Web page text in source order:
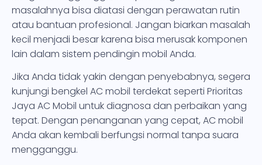
masalahnya bisa diatasi dengan perawatan rutin
atau bantuan profesional. Jangan biarkan masalah
kecil menjadi besar karena bisa merusak komponen
lain dalam sistem pendingin mobil Anda.
Jika Anda tidak yakin dengan penyebabnya, segera
kunjungi bengkel AC mobil terdekat seperti Prioritas
Jaya AC Mobil untuk diagnosa dan perbaikan yang
tepat. Dengan penanganan yang cepat, AC mobil
Anda akan kembali berfungsi normal tanpa suara
mengganggu.